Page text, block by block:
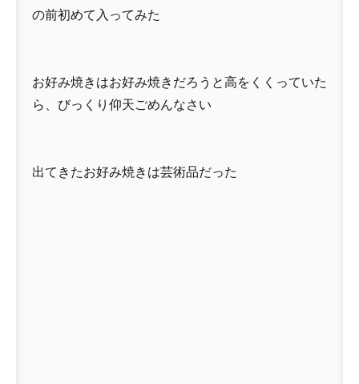
の前初めて入ってみた
お好み焼きはお好み焼きだろうと高をくくっていた
ら、びっくり仰天ごめんなさい
出てきたお好み焼きは芸術品だった